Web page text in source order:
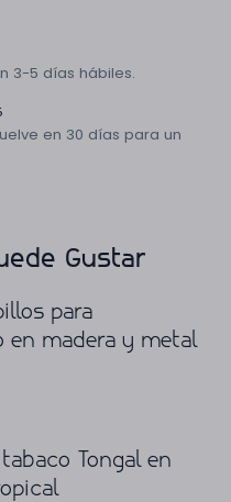
3-5 días hábiles.
en 30 días para un
Gustar
para
en madera y metal
Tongal en